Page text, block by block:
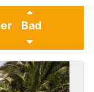
Bad